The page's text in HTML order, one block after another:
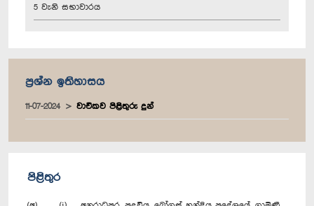
5 වැනි සභාවාරය
ප්‍රශ්න ඉතිහාසය
11-07-2024 වාචිකව පිළිතුරු දුන්
පිළිතුර